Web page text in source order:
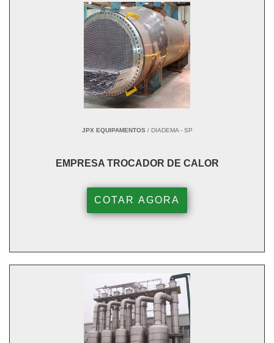
JPX EQUIPAMENTOS/ DIADEMA - SP
EMPRESA TROCADOR DE CALOR
COTAR AGORA